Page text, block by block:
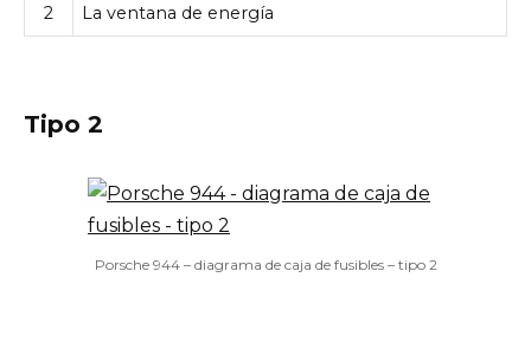
2 La ventana de energía
Tipo 2
Porsche 944 – diagrama de caja de fusibles – tipo 2